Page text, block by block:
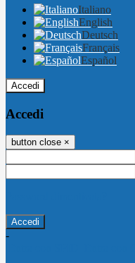
Italiano
English
Deutsch
Français
Español
Accedi
Accedi
button close ×
-